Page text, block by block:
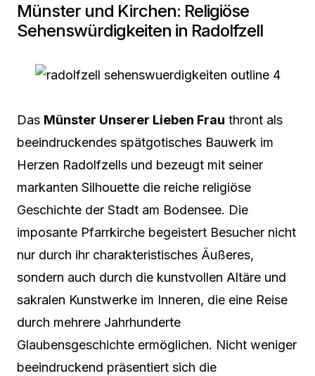
Münster und Kirchen: Religiöse
Sehenswürdigkeiten in Radolfzell
Das Münster Unserer Lieben Frau thront als
beeindruckendes spätgotisches Bauwerk im
Herzen Radolfzells und bezeugt mit seiner
markanten Silhouette die reiche religiöse
Geschichte der Stadt am Bodensee. Die
imposante Pfarrkirche begeistert Besucher nicht
nur durch ihr charakteristisches Äußeres,
sondern auch durch die kunstvollen Altäre und
sakralen Kunstwerke im Inneren, die eine Reise
durch mehrere Jahrhunderte
Glaubensgeschichte ermöglichen. Nicht weniger
beeindruckend präsentiert sich die